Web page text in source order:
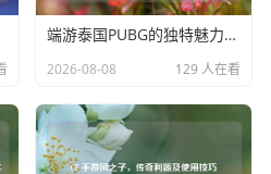
端游泰国PUBG的独特魅力与别样体验
2026-08-08 129 人在看